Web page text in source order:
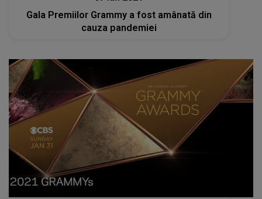
Gala Premiilor Grammy a fost amânată din
cauza pandemiei